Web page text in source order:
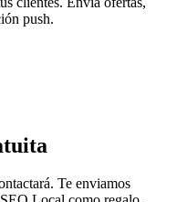
push.
Te enviamos